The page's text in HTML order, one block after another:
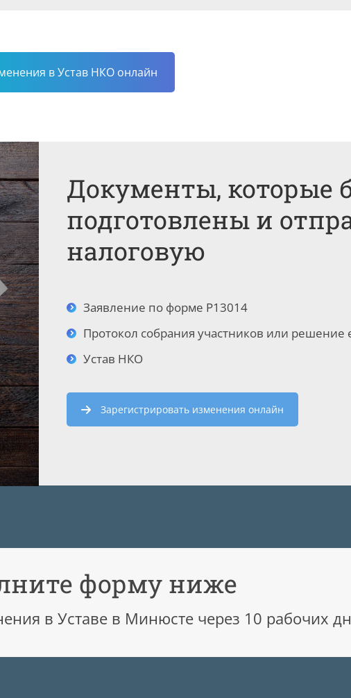
в Устав НКО онлайн
Документы, которые
подготовлены и
налоговую
Заявление по форме Р13014
Протокол собрания участников или решение
Устав НКО
Зарегистрировать изменения онлайн
форму ниже
в Уставе в Минюсте через 10 рабочих